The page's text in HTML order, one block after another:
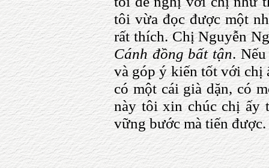
tôi vừa đọc được một
rất thích. Chị Nguyễn
Cánh đồng bất tận.
và góp ý kiến tốt với chị
có một cái già dặn, có
này tôi xin chúc chị ấy
vững bước mà tiến được.